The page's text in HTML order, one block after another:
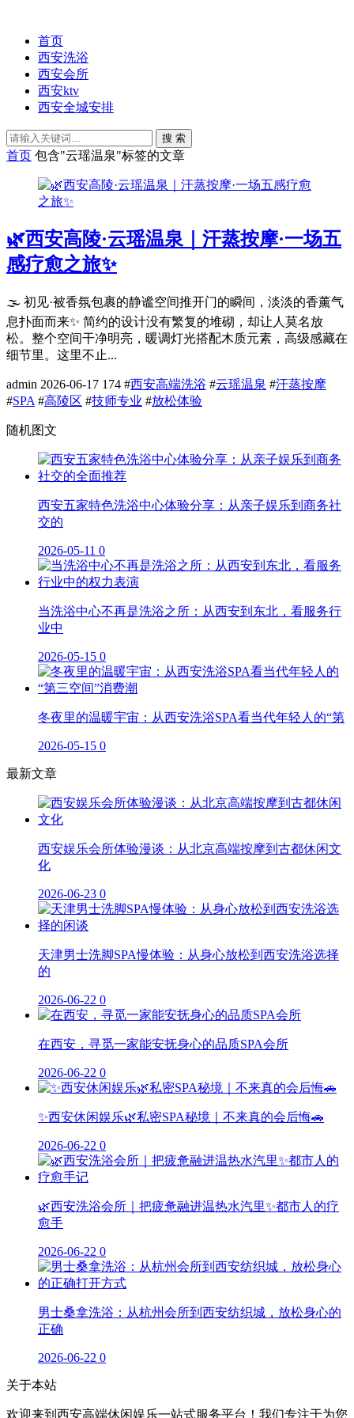
首页
西安洗浴
西安会所
西安ktv
西安全城安排
搜 索
首页 包含"云瑶温泉"标签的文章
🌿西安高陵·云瑶温泉｜汗蒸按摩·一场五
感疗愈之旅✨
🌫️ 初见·被香氛包裹的静谧空间推开门的瞬间，淡淡的香薰气
息扑面而来✨ 简约的设计没有繁复的堆砌，却让人莫名放
松。整个空间干净明亮，暖调灯光搭配木质元素，高级感藏在
细节里。这里不止...
admin 2026-06-17 174 #西安高端洗浴 #云瑶温泉 #汗蒸按摩
#SPA #高陵区 #技师专业 #放松体验
随机图文
西安五家特色洗浴中心体验分享：从亲子娱乐到商务社
交的
2026-05-11 0
当洗浴中心不再是洗浴之所：从西安到东北，看服务行
业中
2026-05-15 0
冬夜里的温暖宇宙：从西安洗浴SPA看当代年轻人的“第
2026-05-15 0
最新文章
西安娱乐会所体验漫谈：从北京高端按摩到古都休闲文
化
2026-06-23 0
天津男士洗脚SPA慢体验：从身心放松到西安洗浴选择
的
2026-06-22 0
在西安，寻觅一家能安抚身心的品质SPA会所
2026-06-22 0
✨西安休闲娱乐🌿私密SPA秘境｜不来真的会后悔🚗
2026-06-22 0
🌿西安洗浴会所｜把疲惫融进温热水汽里✨都市人的疗
愈手
2026-06-22 0
男士桑拿洗浴：从杭州会所到西安纺织城，放松身心的
正确
2026-06-22 0
关于本站
欢迎来到西安高端休闲娱乐一站式服务平台！我们专注于为您